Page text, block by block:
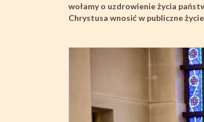
wołamy o uzdrowienie życia
Chrystusa wnosić w publiczne